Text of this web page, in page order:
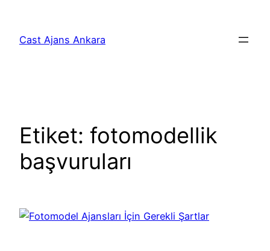
Cast Ajans Ankara
Etiket: fotomodellik
başvuruları